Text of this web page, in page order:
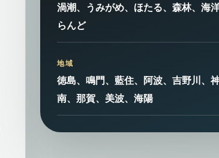
渦潮、うみがめ、ほたる、森林、海
らんど
地域
徳島、鳴門、藍住、阿波、吉野川、
南、那賀、美波、海陽